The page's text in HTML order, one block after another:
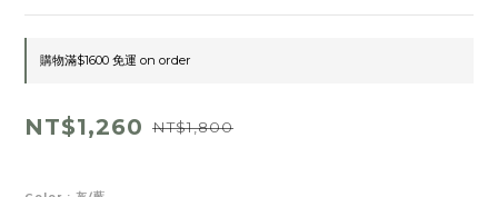
購物滿$1600 免運 on order
NT$1,260 NT$1,800